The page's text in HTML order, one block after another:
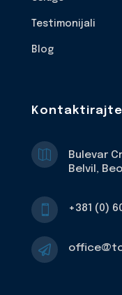
Testimonijali
Blog

Bulevar
Belvil,
 +381 (0)
